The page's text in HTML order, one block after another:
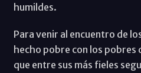
humildes.
Para venir al encuentro de
hecho pobre con los pobres
que entre sus más fieles